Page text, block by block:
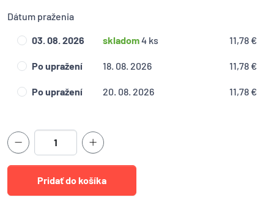
Dátum praženia
03. 08. 2026 skladom4 ks 11,78 €
Po upražení 18. 08. 2026 11,78 €
Po upražení 20. 08. 2026 11,78 €